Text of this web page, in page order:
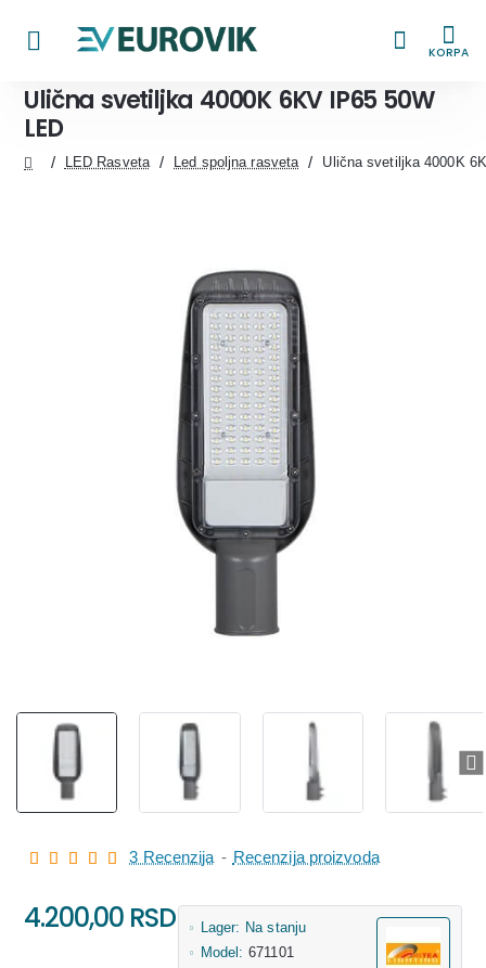
KORPA
Ulična svetiljka 4000K 6KV IP65 50W
LED
LED Rasveta Led spoljna rasveta Ulična svetiljka 4000K
3 Recenzija - Recenzija proizvoda
4.200,00 RSD Lager: Na stanju
Model: 671101